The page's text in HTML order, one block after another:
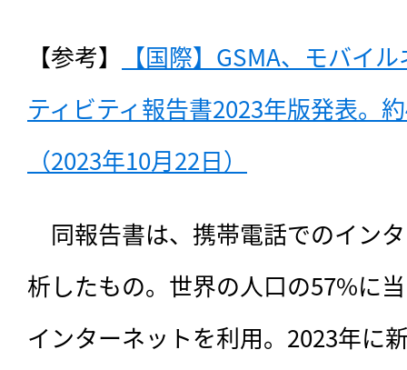
【参考】
【国際】GSMA、モバイ
ティビティ報告書2023年版発表。
（2023年10月22日）
同報告書は、携帯電話でのイン
析したもの。世界の人口の57%に
インターネットを利用。2023年に